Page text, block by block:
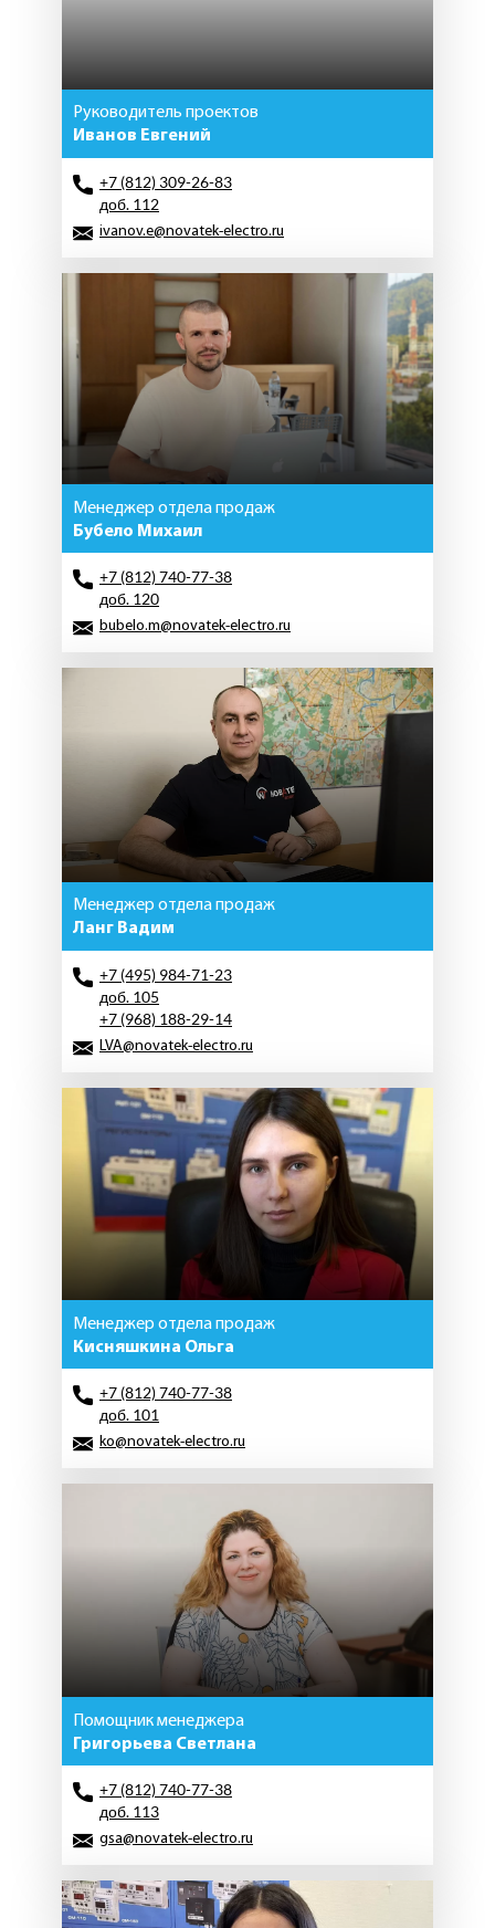
Руководитель проектов
Иванов Евгений
+7 (812) 309-26-83
доб. 112
ivanov.e@novatek-electro.ru
Менеджер отдела продаж
Бубело Михаил
+7 (812) 740-77-38
доб. 120
bubelo.m@novatek-electro.ru
Менеджер отдела продаж
Ланг Вадим
+7 (495) 984-71-23
доб. 105
+7 (968) 188-29-14
LVA@novatek-electro.ru
Менеджер отдела продаж
Кисняшкина Ольга
+7 (812) 740-77-38
доб. 101
ko@novatek-electro.ru
Помощник менеджера
Григорьева Светлана
+7 (812) 740-77-38
доб. 113
gsa@novatek-electro.ru